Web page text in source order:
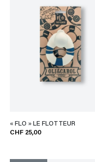
« FLO » LE FLOTTEUR
CHF 25,00